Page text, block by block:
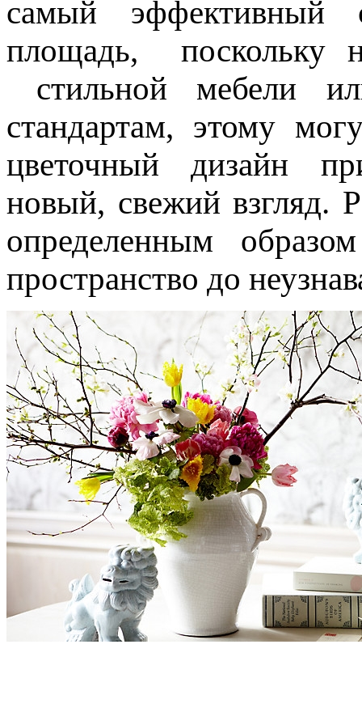
самый эффективный
площадь, поскольку
стильной мебели
стандартам, этому
цветочный дизайн
новый, свежий взгляд.
определенным
пространство до